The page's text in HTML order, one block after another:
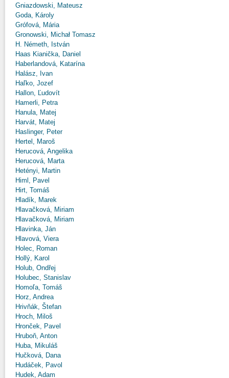
Gniazdowski, Mateusz
Goda, Károly
Grófová, Mária
Gronowski, Michał Tomasz
H. Németh, István
Haas Kianička, Daniel
Haberlandová, Katarína
Halász, Ivan
Haľko, Jozef
Hallon, Ľudovít
Hamerli, Petra
Hanula, Matej
Harvát, Matej
Haslinger, Peter
Hertel, Maroš
Herucová, Angelika
Herucová, Marta
Hetényi, Martin
Himl, Pavel
Hirt, Tomáš
Hladík, Marek
Hlavačková, Miriam
Hlavačková, Miriam
Hlavinka, Ján
Hlavová, Viera
Holec, Roman
Hollý, Karol
Holub, Ondřej
Holubec, Stanislav
Homoľa, Tomáš
Horz, Andrea
Hrivňák, Štefan
Hroch, Miloš
Hronček, Pavel
Hruboň, Anton
Huba, Mikuláš
Hučková, Dana
Hudáček, Pavol
Hudek, Adam